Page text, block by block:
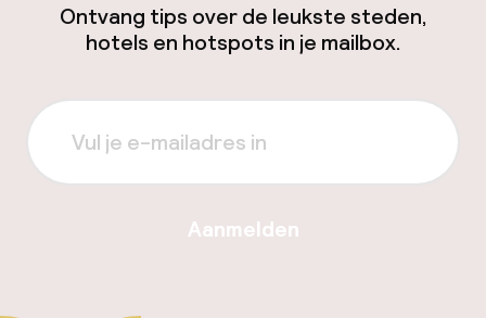
Ontvang tips over de leukste steden,
hotels en hotspots in je mailbox.
Aanmelden